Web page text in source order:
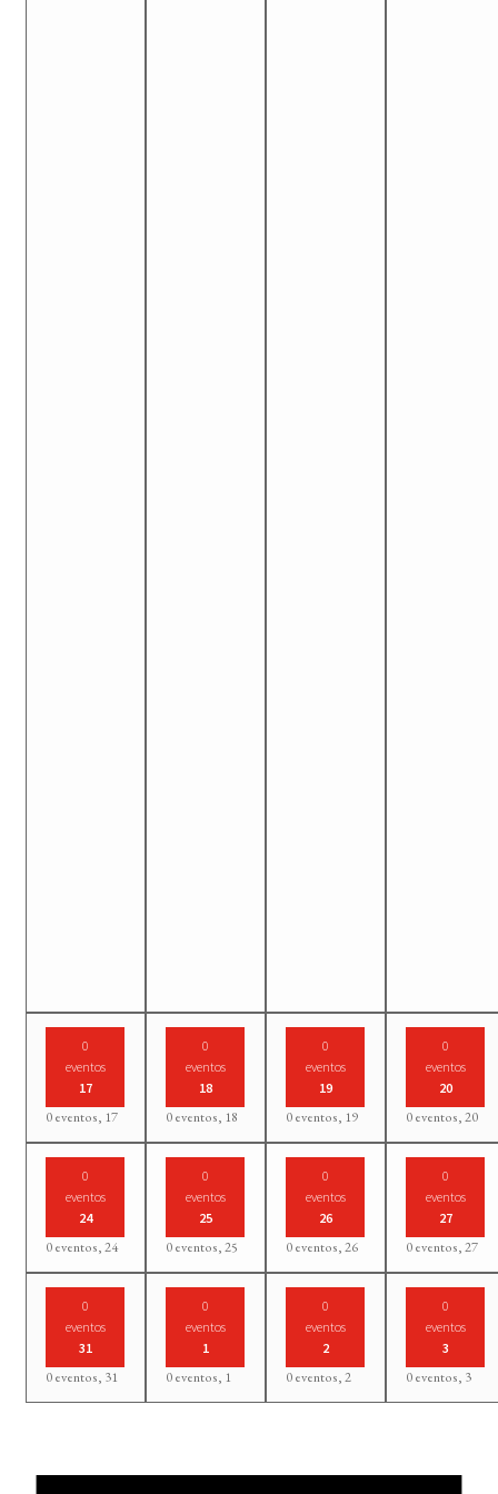
0
eventos
17
0 eventos, 17
0
eventos
18
0 eventos, 18
0
eventos
19
0 eventos, 19
0
eventos
20
0 eventos,20
0
eventos
24
0 eventos,24
0
eventos
25
0 eventos,25
0
eventos
26
0 eventos,26
0
eventos
27
0 eventos,27
0
eventos
31
0 eventos, 31
0
eventos
1
0 eventos, 1
0
eventos
2
0 eventos,2
0
eventos
3
0 eventos, 3